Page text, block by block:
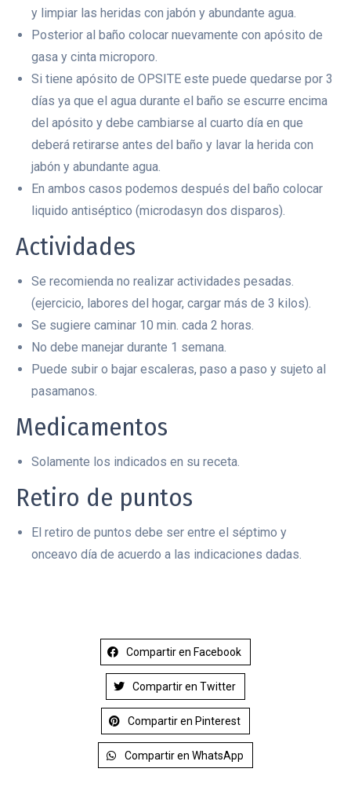
y limpiar las heridas con jabón y abundante agua.
Posterior al baño colocar nuevamente con apósito de
gasa y cinta microporo.
Si tiene apósito de OPSITE este puede quedarse por 3
días ya que el agua durante el baño se escurre encima
del apósito y debe cambiarse al cuarto día en que
deberá retirarse antes del baño y lavar la herida con
jabón y abundante agua.
En ambos casos podemos después del baño colocar
liquido antiséptico (microdasyn dos disparos).
Actividades
Se recomienda no realizar actividades pesadas.
(ejercicio, labores del hogar, cargar más de 3 kilos).
Se sugiere caminar 10 min. cada 2 horas.
No debe manejar durante 1 semana.
Puede subir o bajar escaleras, paso a paso y sujeto al
pasamanos.
Medicamentos
Solamente los indicados en su receta.
Retiro de puntos
El retiro de puntos debe ser entre el séptimo y
onceavo día de acuerdo a las indicaciones dadas.
Compartir en Facebook
Compartir en Twitter
Compartir en Pinterest
Compartir en WhatsApp